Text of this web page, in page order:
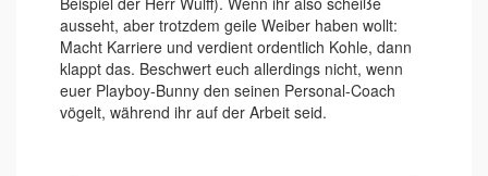
ausseht, aber trotzdem geile Weiber haben wollt:
Macht Karriere und verdient ordentlich Kohle, dann
klappt das. Beschwert euch allerdings nicht, wenn
euer Playboy-Bunny den seinen Personal-Coach
vögelt, während ihr auf der Arbeit seid.